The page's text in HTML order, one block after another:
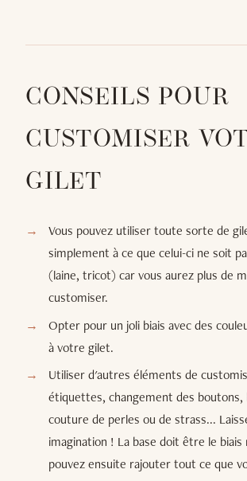
CONSEILS POUR
CUSTOMISER
GILET
Vous pouvez utiliser toute sorte de
simplement à ce que celui-ci ne soit
(laine, tricot) car vous aurez plus de
customiser.
Opter pour un joli biais avec des
à votre gilet.
Utiliser d'autres éléments de
étiquettes, changement des boutons,
couture de perles ou de strass...
imagination ! La base doit être le biais
pouvez ensuite rajouter tout ce que